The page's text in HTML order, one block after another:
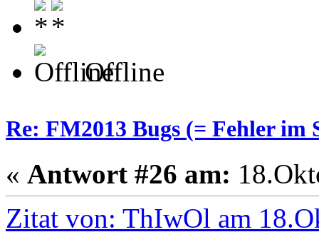
Offline
Re: FM2013 Bugs (= Fehler im
« Antwort #26 am:
Zitat von: ThIwOl am